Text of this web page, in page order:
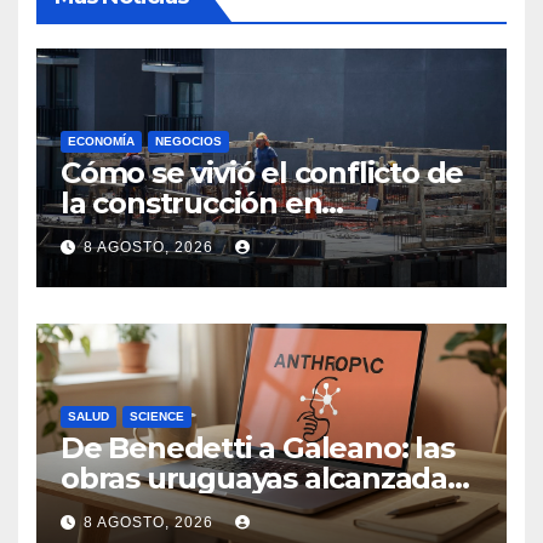
ECONOMÍA NEGOCIOS
Cómo se vivió el conflicto de
la construcción en
Maldonado, un
departamento donde el
sector tiene sus
particularidades
8 AGOSTO, 2026
SALUD SCIENCE
De Benedetti a Galeano: las
obras uruguayas alcanzadas
por la demanda colectiva de
8 AGOSTO, 2026